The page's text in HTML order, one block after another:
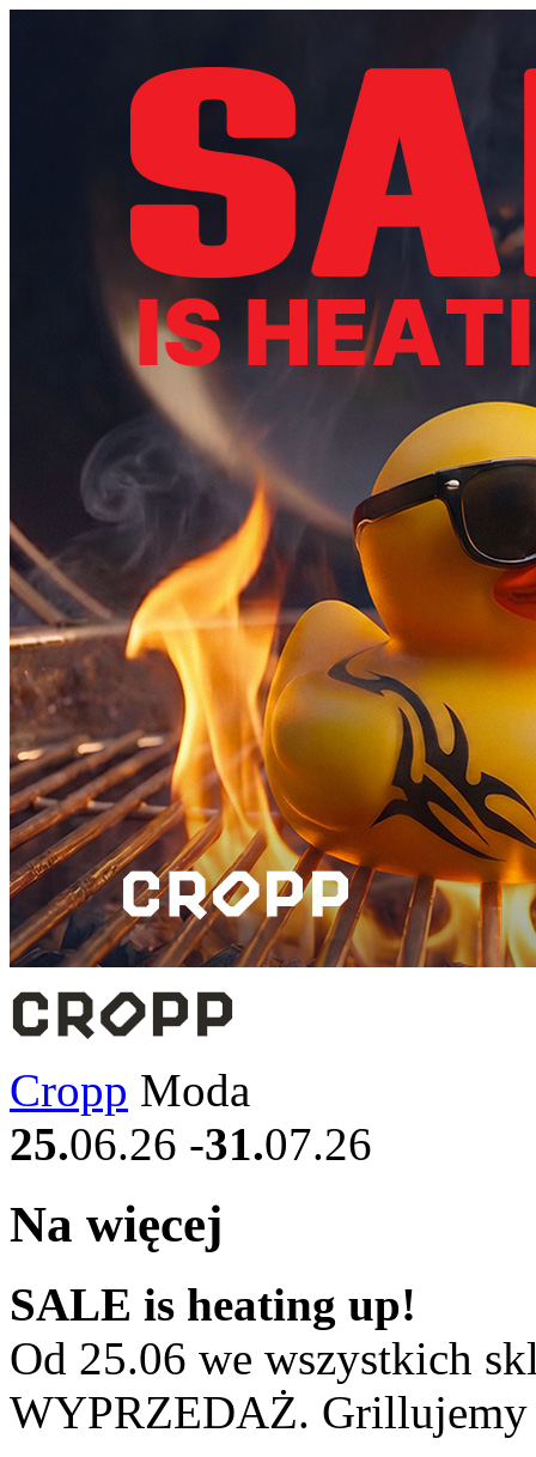
Cropp Moda
25.06.26 -31.07.26
Na więcej
SALE is heating up!
Od 25.06 we wszystkich
WYPRZEDAŻ. Grillujemy